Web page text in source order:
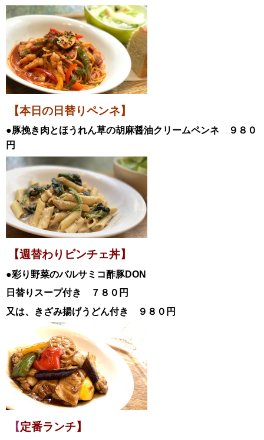
【本日の日替りペンネ】
●豚挽き肉とほうれん草の胡麻醤油クリームペンネ
９８０
円
【週替わりビンチェ丼】
●彩り野菜のバルサミコ酢豚DON
日替りスープ付き ７８０円
又は、きざみ揚げうどん付き ９８０円
【定番ランチ】